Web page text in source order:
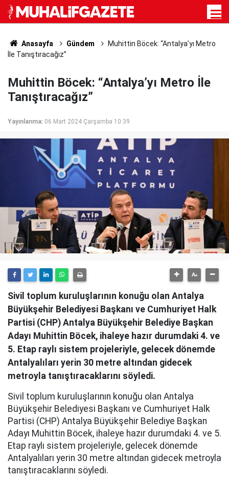
Anasayfa Gündem
Muhittin Böcek: “Antalya’yı Metro
İle Tanıştıracağız”
Muhittin Böcek: “Antalya’yı Metro İle
Tanıştıracağız”
Yayınlanma: 06 Mart 2024 Çarşamba 10:39
Sivil toplum kuruluşlarının konuğu olan Antalya
Büyükşehir Belediyesi Başkanı ve Cumhuriyet Halk
Partisi (CHP) Antalya Büyükşehir Belediye Başkan
Adayı Muhittin Böcek, ihaleye hazır durumdaki 4. ve
5. Etap raylı sistem projeleriyle, gelecek dönemde
Antalyalıları yerin 30 metre altından gidecek
metroyla tanıştıracaklarını söyledi.
Sivil toplum kuruluşlarının konuğu olan Antalya
Büyükşehir Belediyesi Başkanı ve Cumhuriyet Halk
Partisi (CHP) Antalya Büyükşehir Belediye Başkan
Adayı Muhittin Böcek, ihaleye hazır durumdaki 4. ve 5.
Etap raylı sistem projeleriyle, gelecek dönemde
Antalyalıları yerin 30 metre altından gidecek metroyla
tanıştıracaklarını söyledi.